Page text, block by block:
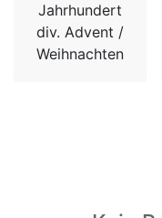
Jahrhundert
div. Advent /
Weihnachten